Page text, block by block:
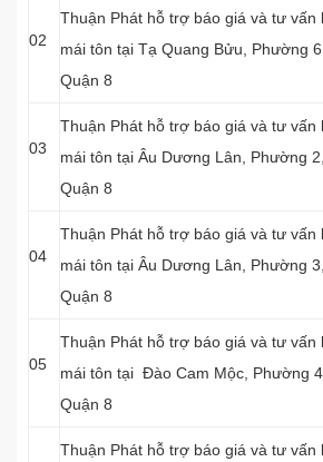
02
Thuận Phát hỗ trợ báo giá và tư vấn
mái tôn tại Tạ Quang Bửu, Phường 6,
Quận 8
03
Thuận Phát hỗ trợ báo giá và tư vấn
mái tôn tại Âu Dương Lân, Phường 2,
Quận 8
04
Thuận Phát hỗ trợ báo giá và tư vấn
mái tôn tại Âu Dương Lân, Phường 3,
Quận 8
05
Thuận Phát hỗ trợ báo giá và tư vấn
mái tôn tại Đào Cam Mộc, Phường 4,
Quận 8
Thuận Phát hỗ trợ báo giá và tư vấn